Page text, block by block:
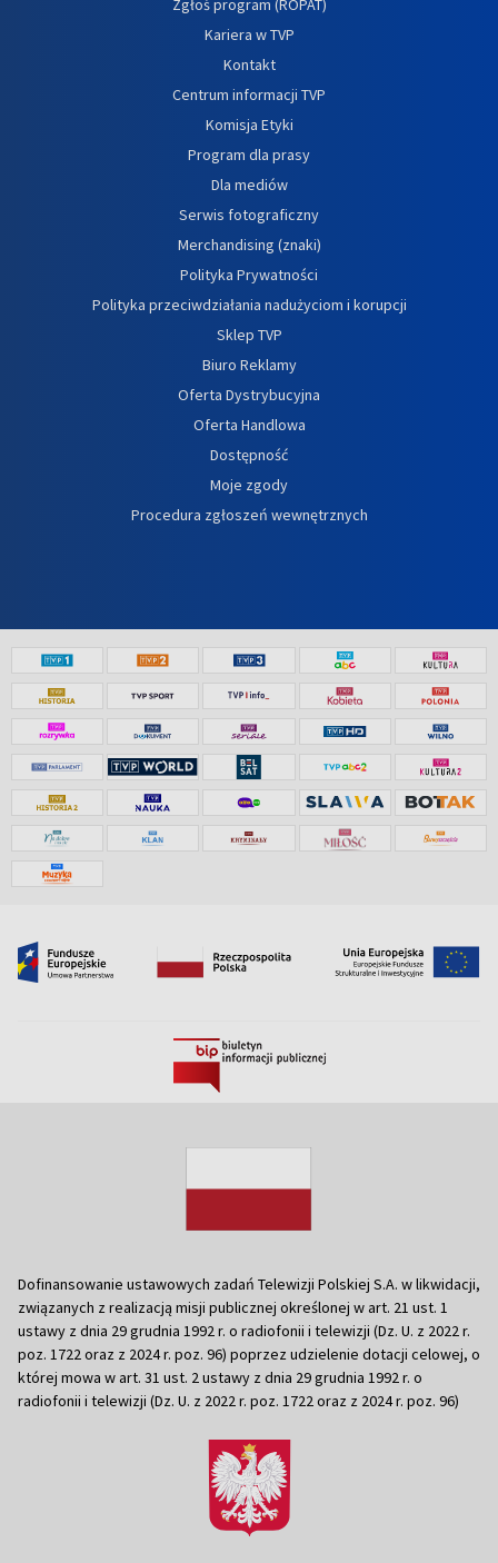
Zgłoś program (ROPAT)
Kariera w TVP
Kontakt
Centrum informacji TVP
Komisja Etyki
Program dla prasy
Dla mediów
Serwis fotograficzny
Merchandising (znaki)
Polityka Prywatności
Polityka przeciwdziałania nadużyciom i korupcji
Sklep TVP
Biuro Reklamy
Oferta Dystrybucyjna
Oferta Handlowa
Dostępność
Moje zgody
Procedura zgłoszeń wewnętrznych
Dofinansowanie ustawowych zadań Telewizji Polskiej S.A. w likwidacji,
związanych z realizacją misji publicznej określonej w art. 21 ust. 1
ustawy z dnia 29 grudnia 1992 r. o radiofonii i telewizji (Dz. U. z 2022 r.
poz. 1722 oraz z 2024 r. poz. 96) poprzez udzielenie dotacji celowej, o
której mowa w art. 31 ust. 2 ustawy z dnia 29 grudnia 1992 r. o
radiofonii i telewizji (Dz. U. z 2022 r. poz. 1722 oraz z 2024 r. poz. 96)